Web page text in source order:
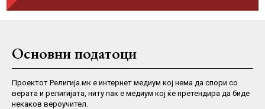
Основни податоци
Проектот Религија.мк е интернет медиум кој нема да спори со
верата и религијата, ниту пак е медиум кој ќе претендира да биде
некаков вероучител.